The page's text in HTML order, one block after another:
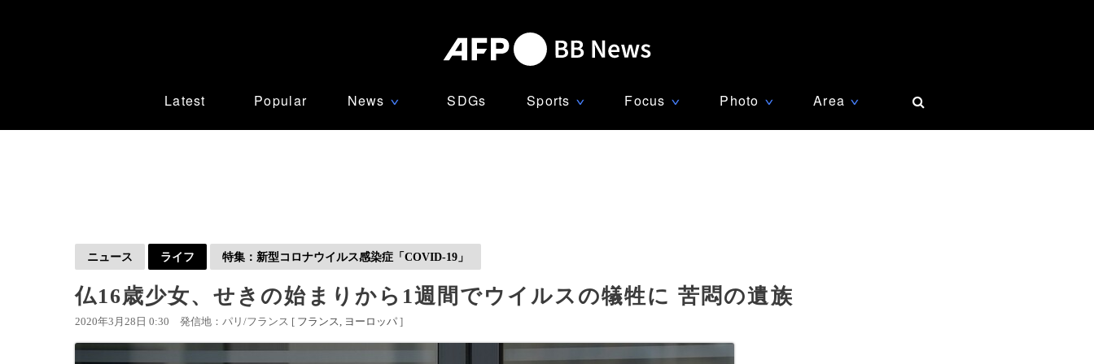
Latest Popular News ∨ SDGs Sports ∨ Focus ∨ Photo ∨ Area ∨
ニュース ライフ 特集：新型コロナウイルス感染症「COVID-19」
仏16歳少女、せきの始まりから1週間でウイルスの犠牲に 苦悶の遺族
2020年3月28日 0:30 発信地：パリ/フランス [ フランス ヨーロッパ ]